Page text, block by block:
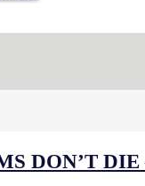
DON’T DIE